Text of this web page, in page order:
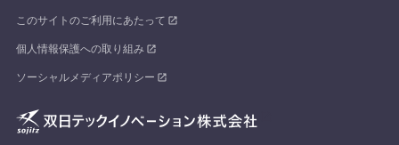
このサイトのご利用にあたって
個人情報保護への取り組み
ソーシャルメディアポリシー